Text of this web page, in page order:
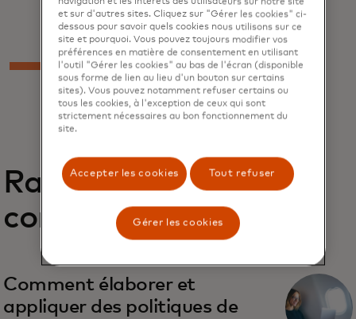
Rapports
connexes
Comment élaborer et
appliquer des politiques de
et sur d'autres sites. Cliquez sur "Gérer les cookies" ci-
dessous pour savoir quels cookies nous utilisons sur ce
site et pourquoi. Vous pouvez toujours modifier vos
préférences en matière de consentement en utilisant
l'outil "Gérer les cookies" au bas de l'écran (disponible
sous forme de lien au lieu d'un bouton sur certains
sites). Vous pouvez notamment refuser certains ou
tous les cookies, à l'exception de ceux qui sont
strictement nécessaires au bon fonctionnement du
site.
Accepter les cookies Tout refuser
Gérer les cookies